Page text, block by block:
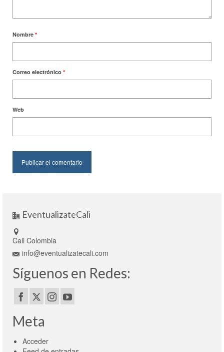
Nombre *
Correo electrónico *
Web
EventualizateCali
Cali Colombia
info@eventualizatecali.com
Síguenos en Redes:
Meta
Acceder